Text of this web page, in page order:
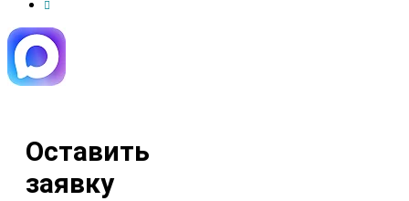
Оставить
заявку